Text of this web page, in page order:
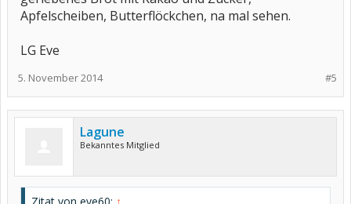
Apfelscheiben, Butterflöckchen, na mal sehen.
LG Eve
#5
5. November 2014
Lagune
Bekanntes Mitglied